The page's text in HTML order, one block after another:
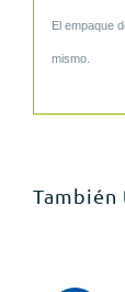
El empaque
mismo.